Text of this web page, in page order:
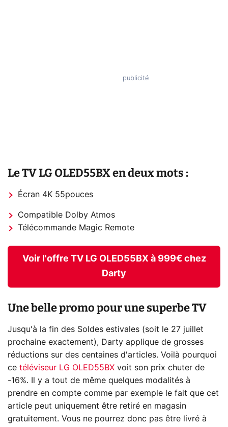
Le TV LG OLED55BX en deux mots :
Écran 4K 55pouces
Compatible Dolby Atmos
Télécommande Magic Remote
Voir l'offre TV LG OLED55BX à 999€ chez
Darty
Une belle promo pour une superbe TV
Jusqu'à la fin des Soldes estivales (soit le 27 juillet
prochaine exactement), Darty applique de grosses
réductions sur des centaines d'articles. Voilà pourquoi
ce téléviseur LG OLED55BX voit son prix chuter de
-16%. Il y a tout de même quelques modalités à
prendre en compte comme par exemple le fait que cet
article peut uniquement être retiré en magasin
gratuitement. Vous ne pourrez donc pas être livré à